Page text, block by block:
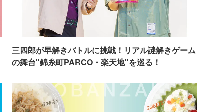
三四郎が早解きバトルに挑戦！リアル謎解きゲーム
の舞台"錦糸町PARCO・楽天地"を巡る！